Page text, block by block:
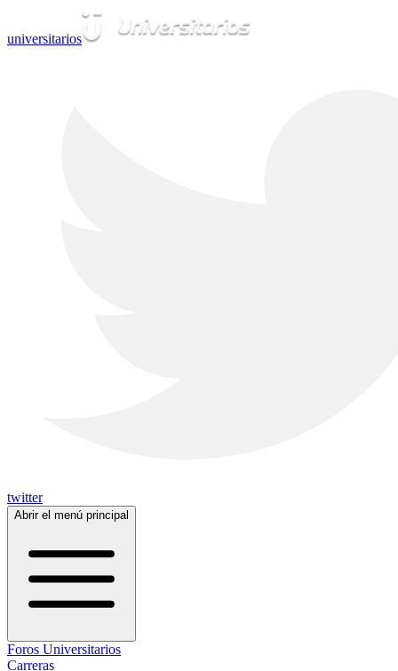
universitarios
twitter
Abrir el menú principal
Foros Universitarios
Carreras